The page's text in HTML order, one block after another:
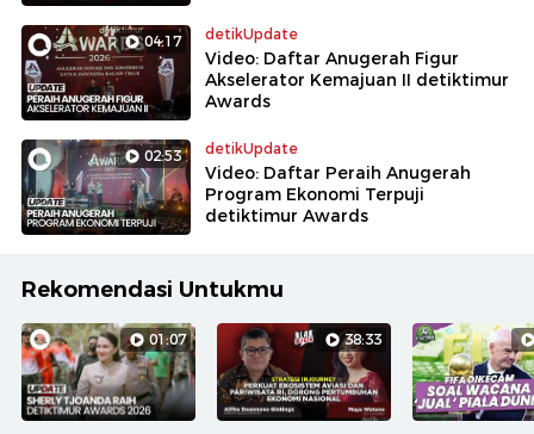
04:17 detikUpdate
Video: Daftar Anugerah Figur
Akselerator Kemajuan II detiktimur
Awards
02:53 detikUpdate
Video: Daftar Peraih Anugerah
Program Ekonomi Terpuji
detiktimur Awards
Rekomendasi Untukmu
01:07 38:33